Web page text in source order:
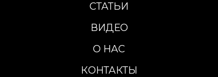
СТАТЬИ
ВИДЕО
О НАС
КОНТАКТЫ